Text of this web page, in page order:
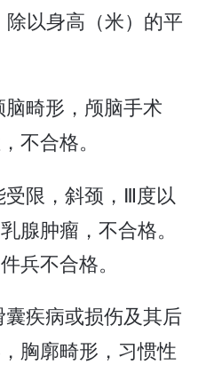
除以身高（米）的平
畸形，颅脑手术
不合格。
限，斜颈，Ⅲ度以
腺肿瘤，不合格。
兵不合格。
疾病或损伤及其后
胸廓畸形，习惯性